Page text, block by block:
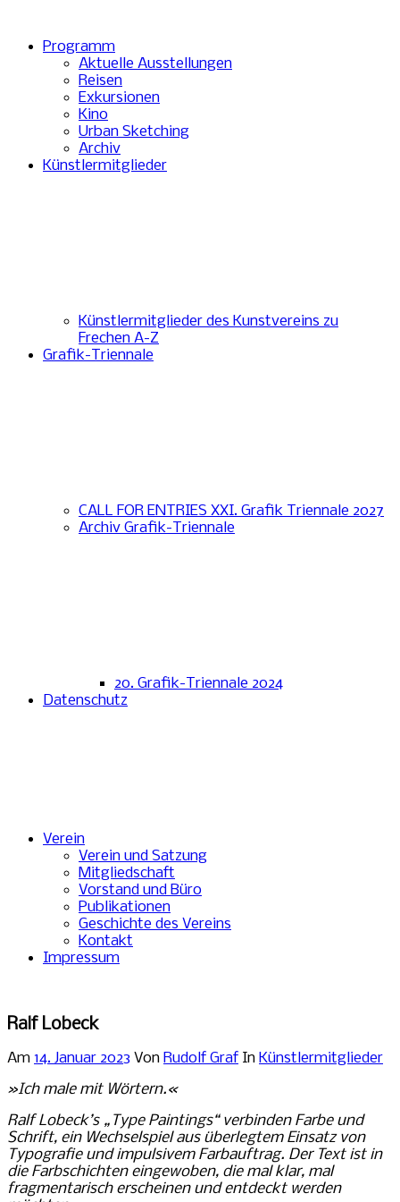
Programm
Aktuelle Ausstellungen
Reisen
Exkursionen
Kino
Urban Sketching
Archiv
Künstlermitglieder
Künstlermitglieder des Kunstvereins zu
Frechen A-Z
Grafik-Triennale
CALL FOR ENTRIES XXI. Grafik Triennale 2027
Archiv Grafik-Triennale
20. Grafik-Triennale 2024
Datenschutz
Verein
Verein und Satzung
Mitgliedschaft
Vorstand und Büro
Publikationen
Geschichte des Vereins
Kontakt
Impressum
Ralf Lobeck
Am 14. Januar 2023 Von Rudolf Graf In Künstlermitglieder
»Ich male mit Wörtern.«
Ralf Lobeck’s„Type Paintings“ verbinden Farbe und
Schrift, ein Wechselspiel aus überlegtem Einsatz von
Typografie undimpulsivem Farbauftrag. Der Textist in
die Farbschichten eingewoben, die mal klar, mal
fragmentarisch erscheinen und entdeckt werden